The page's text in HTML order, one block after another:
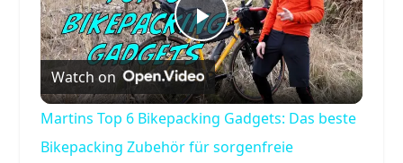
Play
Video
Watch on
Martins Top 6 Bikepacking Gadgets: Das beste
Bikepacking Zubehör für sorgenfreie